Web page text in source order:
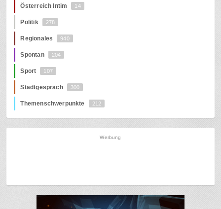
Österreich Intim 14
Politik 278
Regionales 940
Spontan 204
Sport 107
Stadtgespräch 300
Themenschwerpunkte 212
Werbung